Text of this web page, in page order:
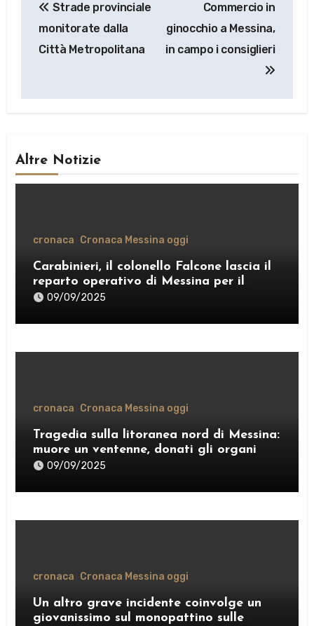
articoli
Strade provinciale
monitorate dalla
Città Metropolitana
Commercio in
ginocchio a Messina,
in campo i consiglieri
Altre Notizie
cronaca Cronaca Messina oggi
Carabinieri, il colonello Falcone lascia il
reparto operativo di Messina per il
comando provinciale di Como
09/09/2025
cronaca Cronaca Messina oggi
Tragedia sulla litoranea nord di Messina:
muore un ventenne, donati gli organi
09/09/2025
cronaca Cronaca Messina oggi
Un altro grave incidente coinvolge un
giovanissimo sul monopattino sulle